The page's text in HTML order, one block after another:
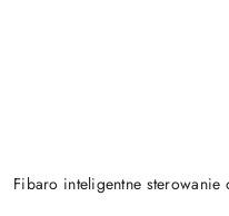
Fibaro inteligentne sterowanie